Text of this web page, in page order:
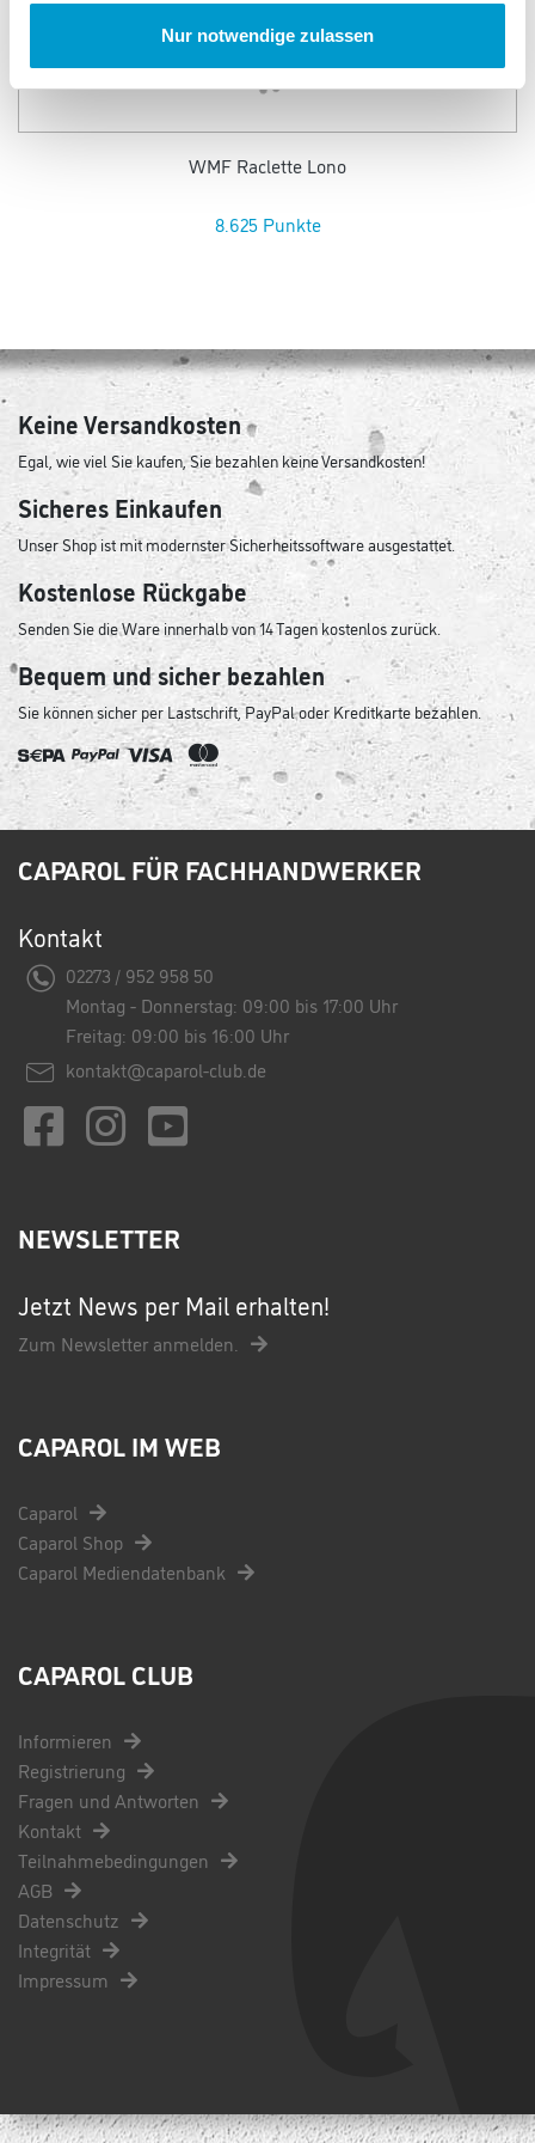
Nur notwendige zulassen
WMF Raclette Lono
8.625 Punkte
Keine Versandkosten
Egal, wie viel Sie kaufen, Sie bezahlen keine Versandkosten!
Sicheres Einkaufen
Unser Shop ist mit modernster Sicherheitssoftware ausgestattet.
Kostenlose Rückgabe
Senden Sie die Ware innerhalb von 14 Tagen kostenlos zurück.
Bequem und sicher bezahlen
Sie können sicher per Lastschrift, PayPal oder Kreditkarte bezahlen.
CAPAROL FÜR FACHHANDWERKER
Kontakt
02273 / 952 958 50
Montag - Donnerstag: 09:00 bis 17:00 Uhr
Freitag: 09:00 bis 16:00 Uhr
kontakt@caparol-club.de
NEWSLETTER
Jetzt News per Mail erhalten!
Zum Newsletter anmelden.
CAPAROL IM WEB
Caparol
Caparol Shop
Caparol Mediendatenbank
CAPAROL CLUB
Informieren
Registrierung
Fragen und Antworten
Kontakt
Teilnahmebedingungen
AGB
Datenschutz
Integrität
Impressum